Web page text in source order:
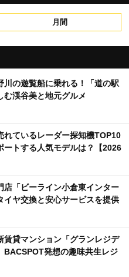
月間
川の遊覧船に乗れる！「道の駅
む渓谷美と地元グルメ
れているレーダー探知機TOP10
ートする人気モデルは？【2026
店「ビーライン小倉東インター
ヤ交換と安心サービスを提供
賃貸マンション「グランレジデ
発想の趣味共生レジ